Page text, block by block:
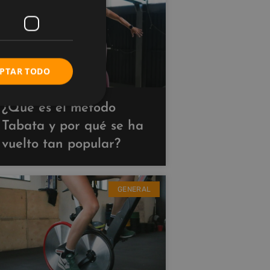
¿Qué es el método
Tabata y por qué se ha
vuelto tan popular?
GENERAL
TODO